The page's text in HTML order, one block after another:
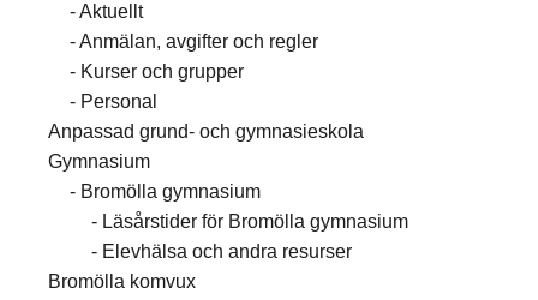
Aktuellt
Anmälan, avgifter och regler
Kurser och grupper
Personal
Anpassad grund- och gymnasieskola
Gymnasium
Bromölla gymnasium
Läsårstider för Bromölla gymnasium
Elevhälsa och andra resurser
Bromölla komvux